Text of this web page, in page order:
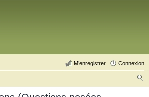
Connexion
M’enregistrer